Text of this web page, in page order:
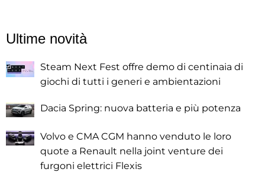
Ultime novità
Steam Next Fest offre demo di centinaia di
giochi di tutti i generi e ambientazioni
Dacia Spring: nuova batteria e più potenza
Volvo e CMA CGM hanno venduto le loro
quote a Renault nella joint venture dei
furgoni elettrici Flexis